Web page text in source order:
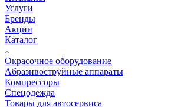
Услуги
Бренды
Акции
Каталог
Окрасочное оборудование
Aбразивоструйные аппараты
Компрессоры
Спецодежда
Товары для автосервиса